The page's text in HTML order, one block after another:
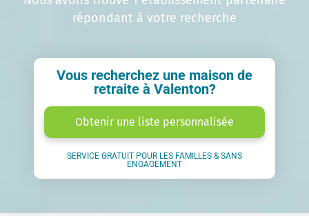
répondant à votre recherche
Vous recherchez une maison de
retraite à Valenton?
Obtenir une liste personnalisée
SERVICE GRATUIT POUR LES FAMILLES & SANS
ENGAGEMENT